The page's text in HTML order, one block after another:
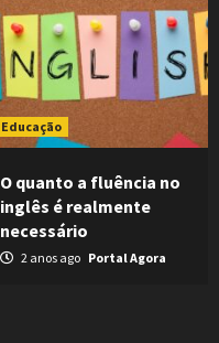
Educação
O quanto a fluência no
inglês é realmente
necessário
2 anos ago Portal Agora